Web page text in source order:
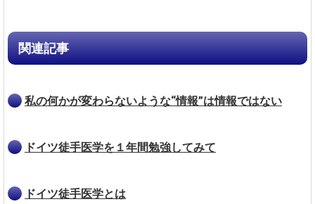
関連記事
私の何かが変わらないような“情報”は情報ではない
ドイツ徒手医学を１年間勉強してみて
ドイツ徒手医学とは